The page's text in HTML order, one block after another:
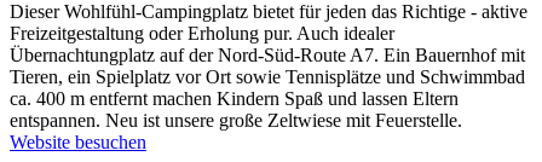
Dieser Wohlfühl-Campingplatz bietet für jeden das Richtige - aktive
Freizeitgestaltung oder Erholung pur. Auch idealer
Übernachtungplatz auf der Nord-Süd-Route A7. Ein Bauernhof mit
Tieren, ein Spielplatz vor Ort sowie Tennisplätze und Schwimmbad
ca. 400 m entfernt machen Kindern Spaß und lassen Eltern
entspannen. Neu ist unsere große Zeltwiese mit Feuerstelle.
Website besuchen